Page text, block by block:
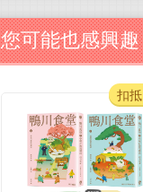
您可能也感興趣
扣抵